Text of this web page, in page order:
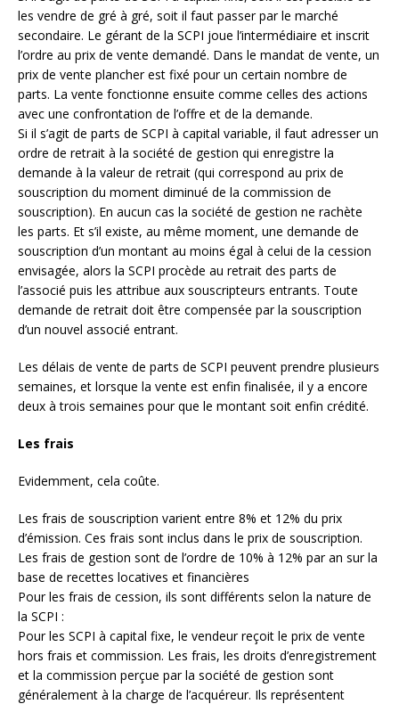
les vendre de gré à gré, soit il faut passer par le marché
secondaire. Le gérant de la SCPI joue l’intermédiaire et inscrit
l’ordre au prix de vente demandé. Dans le mandat de vente, un
prix de vente plancher est fixé pour un certain nombre de
parts. La vente fonctionne ensuite comme celles des actions
avec une confrontation de l’offre et de la demande.
Si il s’agit de parts de SCPI à capital variable, il faut adresser un
ordre de retrait à la société de gestion qui enregistre la
demande à la valeur de retrait (qui correspond au prix de
souscription du moment diminué de la commission de
souscription). En aucun cas la société de gestion ne rachète
les parts. Et s’il existe, au même moment, une demande de
souscription d’un montant au moins égal à celui de la cession
envisagée, alors la SCPI procède au retrait des parts de
l’associé puis les attribue aux souscripteurs entrants. Toute
demande de retrait doit être compensée par la souscription
d’un nouvel associé entrant.
Les délais de vente de parts de SCPI peuvent prendre plusieurs
semaines, et lorsque la vente est enfin finalisée, il y a encore
deux à trois semaines pour que le montant soit enfin crédité.
Les frais
Evidemment, cela coûte.
Les frais de souscription varient entre 8% et 12% du prix
d’émission. Ces frais sont inclus dans le prix de souscription.
Les frais de gestion sont de l’ordre de 10% à 12% par an sur la
base de recettes locatives et financières
Pour les frais de cession, ils sont différents selon la nature de
la SCPI :
Pour les SCPI à capital fixe, le vendeur reçoit le prix de vente
hors frais et commission. Les frais, les droits d’enregistrement
et la commission perçue par la société de gestion sont
généralement à la charge de l’acquéreur. Ils représentent